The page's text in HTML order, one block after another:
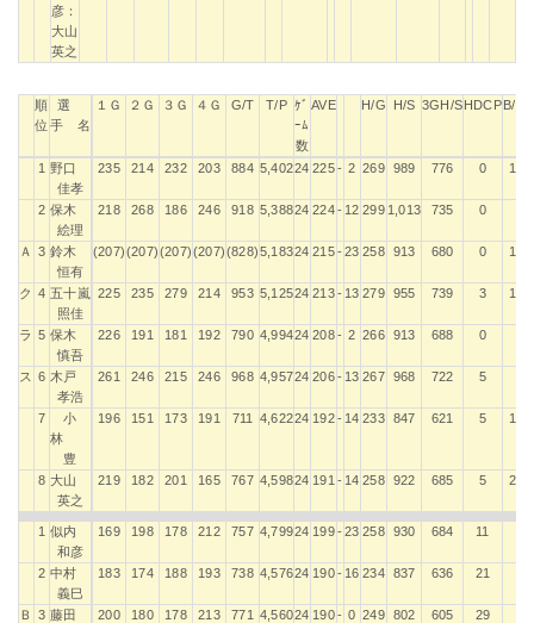
彦：
大山
英之
順
位
選
手 名
１Ｇ ２Ｇ ３Ｇ ４Ｇ G/T T/P ｹﾞ
ｰﾑ
数
AVE H/G H/S 3GH/SHDCPB/L
順
選
手 名
１Ｇ ２Ｇ ３Ｇ ４Ｇ G/T T/P ｹﾞ
数
AVE H/G H/S 3GH/S HDCP B/L
1 野口
佳孝
235 214 232 203 884 5,40224 225 - 2 269 989 776 0 1
2 保木
絵理
218 268 186 246 918 5,38824 224 - 12 299 1,013 735 0
Ａ 3 鈴木
恒有
(207)(207)(207)(207)(828)5,18324 215 -23 258 913 680 0 1
ク 4 五十嵐
照佳
225 235 279 214 953 5,12524 213 - 13 279 955 739 3 1
ラ 5 保木
慎吾
226 191 181 192 790 4,99424 208 - 2 266 913 688 0
ス 6 木戸
孝浩
261 246 215 246 968 4,95724 206 - 13 267 968 722 5
7
小
林
豊
196 151 173 191 711 4,62224 192 - 14 233 847 621 5 1
8 大山
英之
219 182 201 165 767 4,59824 191 - 14 258 922 685 5 2
1 似内
和彦
169 198 178 212 757 4,79924 199 -23 258 930 684 11
2 中村
義巳
183 174 188 193 738 4,57624 190 - 16 234 837 636 21
Ｂ 3 藤田
200 180 178 213 771 4,56024 190 - 0 249 802 605 29